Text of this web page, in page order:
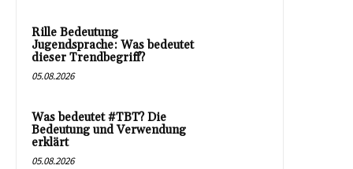
Rille Bedeutung
Jugendsprache: Was bedeutet
dieser Trendbegriff?
05.08.2026
Was bedeutet #TBT? Die
Bedeutung und Verwendung
erklärt
05.08.2026